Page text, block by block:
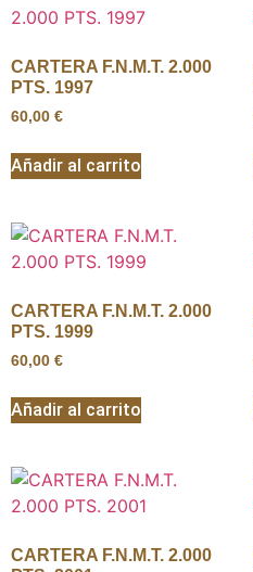
CARTERA F.N.M.T. 2.000
PTS. 1997
60,00 €
Añadir al carrito
CARTERA F.N.M.T. 2.000
PTS. 1999
60,00 €
Añadir al carrito
CARTERA F.N.M.T. 2.000